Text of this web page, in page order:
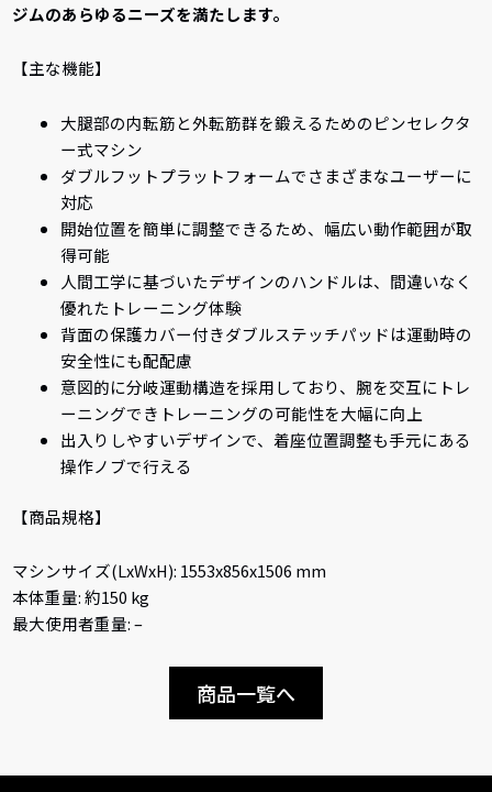
ジムのあらゆるニーズを満たします。
【主な機能】
大腿部の内転筋と外転筋群を鍛えるためのピンセレクタ
ー式マシン
ダブルフットプラットフォームでさまざまなユーザーに
対応
開始位置を簡単に調整できるため、幅広い動作範囲が取
得可能
人間工学に基づいたデザインのハンドルは、間違いなく
優れたトレーニング体験
背面の保護カバー付きダブルステッチパッドは運動時の
安全性にも配配慮
意図的に分岐運動構造を採用しており、腕を交互にトレ
ーニングできトレーニングの可能性を大幅に向上
出入りしやすいデザインで、着座位置調整も手元にある
操作ノブで行える
【商品規格】
マシンサイズ(LxWxH): 1553x856x1506 mm
本体重量: 約150 kg
最大使用者重量: –
商品一覧へ